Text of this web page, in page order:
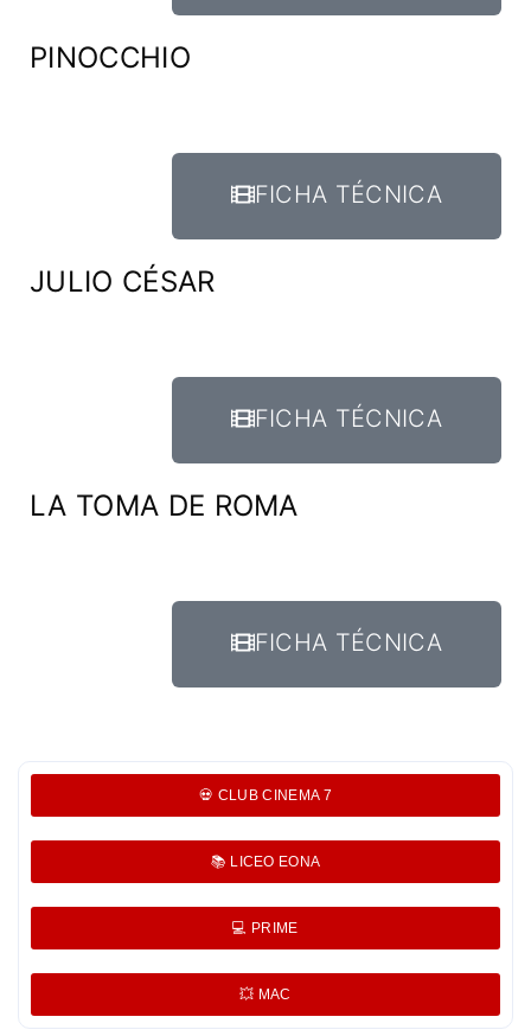
PINOCCHIO
FICHA TÉCNICA
JULIO CÉSAR
FICHA TÉCNICA
LA TOMA DE ROMA
FICHA TÉCNICA
💀 CLUB CINEMA 7
📚 LICEO EONA
💻 PRIME
💥 MAC